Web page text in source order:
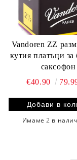
Vandoren ZZ
кутия платъци за
саксофон
€40.90
Имаме2 в